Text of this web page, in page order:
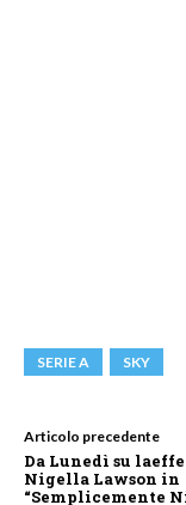
SERIE A SKY
Articolo precedente
Da Lunedì su
Nigella Lawson in
“Semplicemente